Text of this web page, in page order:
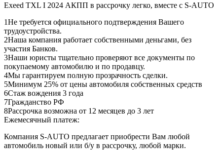
Exeed TXL I 2024 АКПП в рассрочку легко, вместе с S-AUTO
1Не требуется официального подтверждения Вашего
трудоустройства.
2Наша компания работает собственными деньгами, без
участия Банков.
3Наши юристы тщательно проверяют все документы по
покупаемому автомобилю и по продавцу.
4Мы гарантируем полную прозрачность сделки.
5Минимум 25% от цены автомобиля собственных средств
6Стаж вождения 3 года
7Гражданство РФ
8Рассрочка возможна от 12 месяцев до 3 лет
Ежемесячный платеж:
Компания S-AUTO предлагает приобрести Вам любой
автомобиль новый или б/у в рассрочку, любой марки.